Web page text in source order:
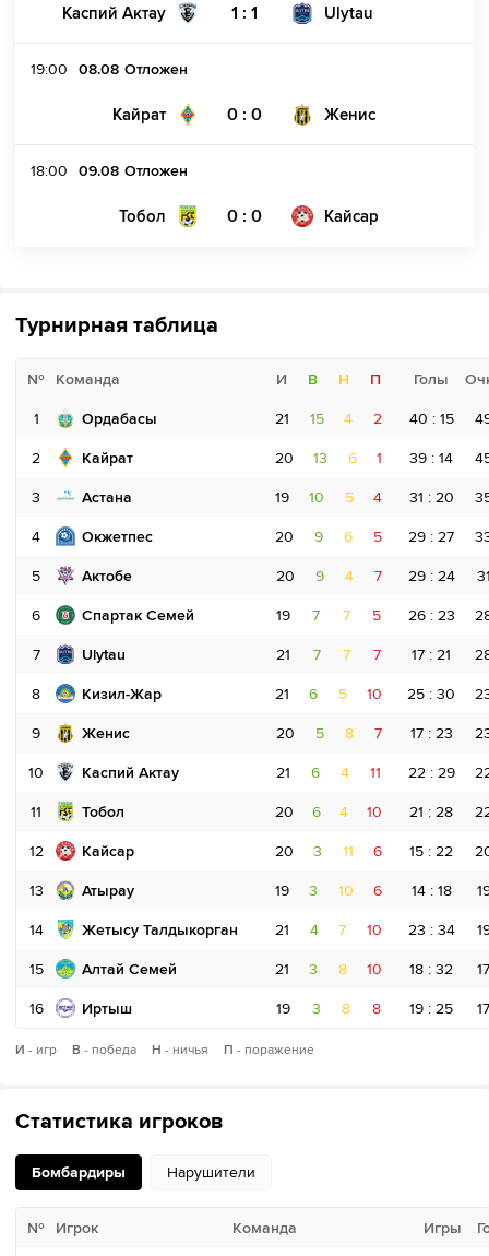
Каспий Актау 1 : 1 Ulytau
19:00 08.08 Отложен
Кайрат 0 : 0 Женис
18:00 09.08 Отложен
Тобол 0 : 0 Кайсар
Турнирная таблица
№ Команда
1 Ордабасы
2 Кайрат
3 Астана
4 Окжетпес
5 Актобе
6 Спартак Семей
7 Ulytau
8 Кизил-Жар
9 Женис
10 Каспий Актау
11 Тобол
12 Кайсар
13 Атырау
14 Жетысу Талдыкорган
15 Алтай Семей
16 Иртыш
И В Н П Голы
21 15 4 2 40 : 15
20 13 6 1 39 : 14
19 10 5 4 31 : 20
20 9 6 5 29 : 27
20 9 4 7 29 : 24
19 7 7 5 26 : 23
21 7 7 7 17 : 21
21 6 5 10 25 : 30
20 5 8 7 17 : 23
21 6 4 11 22 : 29
20 6 4 10 21 : 28
20 3 11 6 15 : 22
19 3 10 6 14 : 18
21 4 7 10 23 : 34
21 3 8 10 18 : 32 17
19 3 8 8 19 : 25 17
И - игр В - победа Н - ничья П - поражение
Статистика игроков
Бомбардиры Нарушители
№ Игрок Команда Игры
№ Игрок Команда Игры